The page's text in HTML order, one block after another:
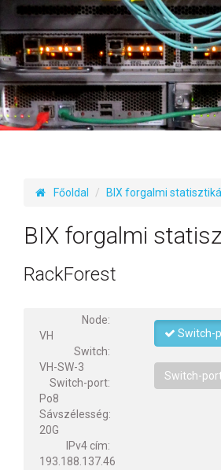
Főoldal BIX forgalmi
BIX forgalmi
RackForest
Node:
VH
Switch:
VH-SW-3
Switch-port:
Po8
Sávszélesség:
20G
IPv4 cím:
193.188.137.46
Switch-
Switch-